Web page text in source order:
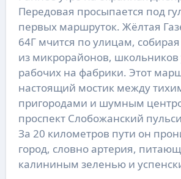
Передовая просыпается под
первых маршруток. Жёлтая
64Г мчится по улицам,
из микрорайонов,
рабочих на фабрики. Этот
настоящий мостик между
пригородами и шумным
проспект Слобожанский
За 20 километров пути он
город, словно артерия,
калининым зеленью и